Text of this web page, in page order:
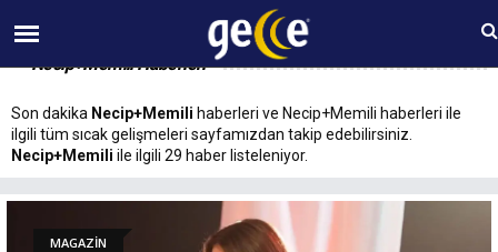
09 AĞUSTOS Pazar 08:34
Necip+Memili Haberleri
Son dakika Necip+Memili haberleri ve Necip+Memili haberleri ile
ilgili tüm sıcak gelişmeleri sayfamızdan takip edebilirsiniz.
Necip+Memili ile ilgili 29 haber listeleniyor.
MAGAZİN